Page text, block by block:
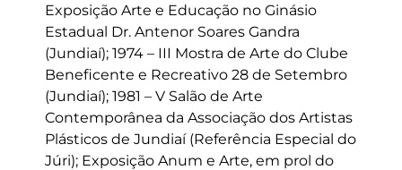
Exposição Arte e Educação no Ginásio
Estadual Dr. Antenor Soares Gandra
(Jundiaí); 1974 – III Mostra de Arte do Clube
Beneficente e Recreativo 28 de Setembro
(Jundiaí); 1981 – V Salão de Arte
Contemporânea da Associação dos Artistas
Plásticos de Jundiaí (Referência Especial do
Júri); Exposição Anum e Arte, em prol do